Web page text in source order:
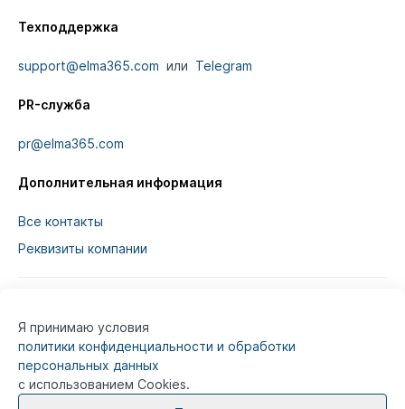
Техподдержка
support@elma365.com или Telegram
PR-служба
pr@elma365.com
Дополнительная информация
Все контакты
Реквизиты компании
Информация на сайте предназначена для
юридических лиц и не является информацией,
предназначенной для публичного ознакомления
потребителей.
Я принимаю условия
политики конфиденциальности и обработки
персональных данных
с использованием Cookies.